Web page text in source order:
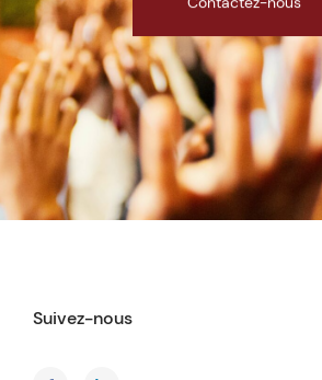
Suivez-nous